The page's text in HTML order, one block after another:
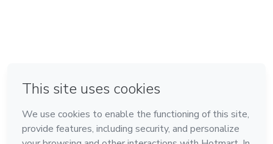
Feito com ❤ em Bogotá